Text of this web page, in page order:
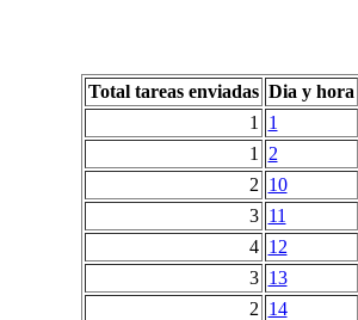
Total tareas enviadas Dia y hora
1
1
1
2
2 10
3 11
4 12
3 13
2 14